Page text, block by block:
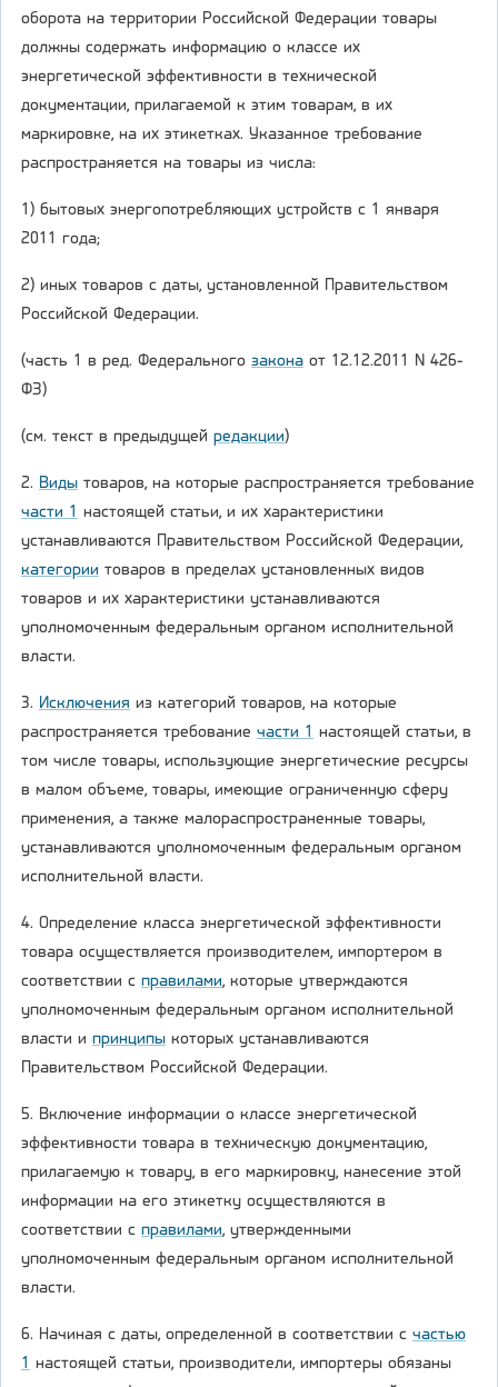
оборота на территории Российской Федерации товары
должны содержать информацию о классе их
энергетической эффективности в технической
документации, прилагаемой к этим товарам, в их
маркировке, на их этикетках. Указанное требование
распространяется на товары из числа:
1) бытовых энергопотребляющих устройств с 1 января
2011 года;
2) иных товаров с даты, установленной Правительством
Российской Федерации.
(часть 1 в ред. Федерального закона от 12.12.2011 N 426-
ФЗ)
(см. текст в предыдущей редакции)
2. Виды товаров, на которые распространяется требование
части 1 настоящей статьи, и их характеристики
устанавливаются Правительством Российской Федерации,
категории товаров в пределах установленных видов
товаров и их характеристики устанавливаются
уполномоченным федеральным органом исполнительной
власти.
3. Исключения из категорий товаров, на которые
распространяется требование части 1 настоящей статьи, в
том числе товары, использующие энергетические ресурсы
в малом объеме, товары, имеющие ограниченную сферу
применения, а также малораспространенные товары,
устанавливаются уполномоченным федеральным органом
исполнительной власти.
4. Определение класса энергетической эффективности
товара осуществляется производителем, импортером в
соответствии с правилами, которые утверждаются
уполномоченным федеральным органом исполнительной
власти и принципы которых устанавливаются
Правительством Российской Федерации.
5. Включение информации о классе энергетической
эффективности товара в техническую документацию,
прилагаемую к товару, в его маркировку, нанесение этой
информации на его этикетку осуществляются в
соответствии с правилами, утвержденными
уполномоченным федеральным органом исполнительной
власти.
6. Начиная с даты, определенной в соответствии с частью
1 настоящей статьи, производители, импортеры обязаны